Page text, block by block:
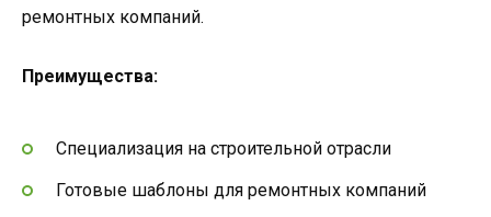
ремонтных компаний.
Преимущества:
Специализация на строительной отрасли
Готовые шаблоны для ремонтных компаний